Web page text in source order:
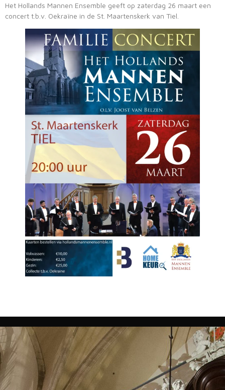
Het Hollands Mannen Ensemble geeft op zaterdag 26 maart een
concert t.b.v. Oekraïne in de St. Maartenskerk van Tiel.